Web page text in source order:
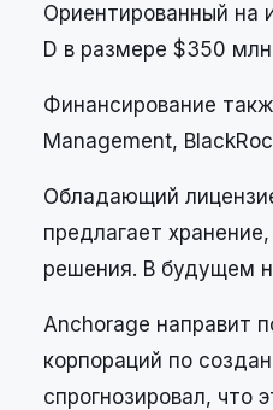
Ориентированный на
D в размере $350
Финансирование
Management,
Обладающий
предлагает
решения. В будущем
Anchorage направит
корпораций по
спрогнозировал, что